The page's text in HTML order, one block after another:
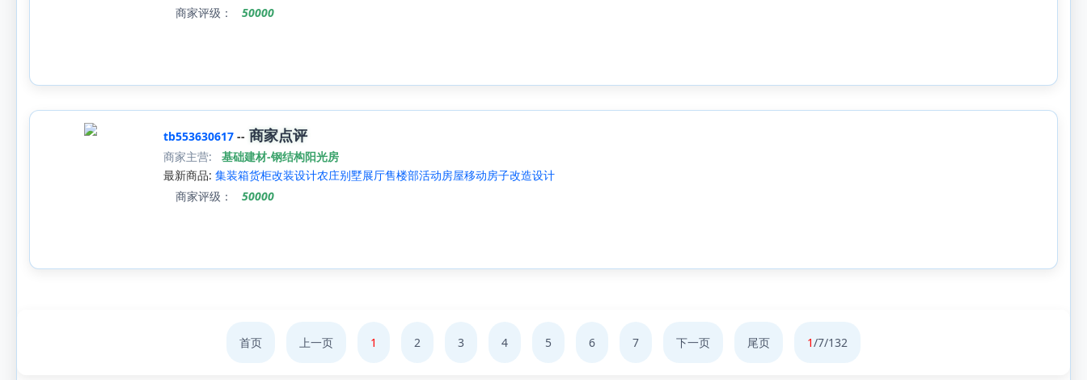
商家评级：
50000
tb553630617 -- 商家点评
商家主营:
基础建材-钢结构阳光房
最新商品: 集装箱货柜改装设计农庄别墅展厅售楼部活动房屋移动房子改造设计
商家评级：
50000
首页 上一页 1 2 3 4 5 6 7 下一页 尾页 1/7/132